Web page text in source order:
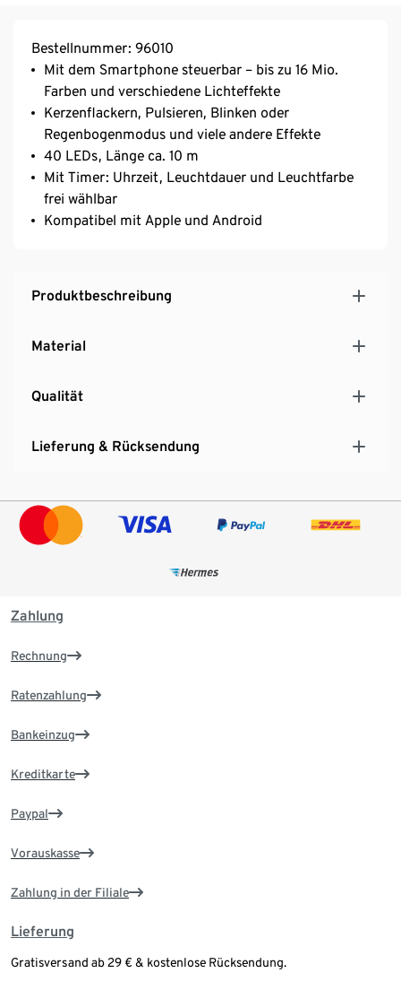
Bestellnummer: 96010
Mit dem Smartphone steuerbar – bis zu 16 Mio.
Farben und verschiedene Lichteffekte
Kerzenflackern, Pulsieren, Blinken oder
Regenbogenmodus und viele andere Effekte
40 LEDs, Länge ca. 10 m
Mit Timer: Uhrzeit, Leuchtdauer und Leuchtfarbe
frei wählbar
Kompatibel mit Apple und Android
Produktbeschreibung
Material
Qualität
Lieferung & Rücksendung
Zahlung
Rechnung
Ratenzahlung
Bankeinzug
Kreditkarte
Paypal
Vorauskasse
Zahlung in der Filiale
Lieferung
Gratisversand ab 29 € & kostenlose Rücksendung.